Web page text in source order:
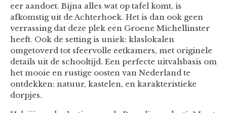
eer aandoet. Bijna alles wat op tafel komt, is
afkomstig uit de Achterhoek. Het is dan ook geen
verrassing dat deze plek een Groene Michellinster
heeft. Ook de setting is uniek: klaslokalen
omgetoverd tot sfeervolle eetkamers, met originele
details uit de schooltijd. Een perfecte uitvalsbasis om
het mooie en rustige oosten van Nederland te
ontdekken: natuur, kastelen, en karakteristieke
dorpjes.